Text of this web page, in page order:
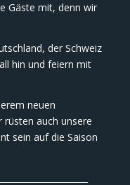
Gäste mit, denn wir
der Schweiz
hin und feiern mit
neuen
rüsten auch unsere
sein auf die Saison